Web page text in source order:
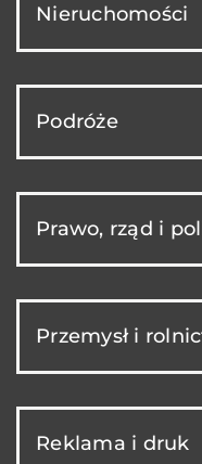
Nieruchomości
Podróże
Prawo, rząd i
Przemysł i
Reklama i druk